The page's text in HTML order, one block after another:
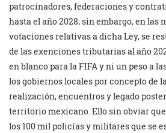
patrocinadores, federaciones y
hasta el año 2028; sin embargo, en las
votaciones relativas a dicha Ley, se
de las exenciones tributarias al año
en blanco para la FIFA y ni un peso a
los gobiernos locales por concepto de
realización, encuentros y legado
territorio mexicano. Ello sin obviar
los 100 mil policías y militares que se